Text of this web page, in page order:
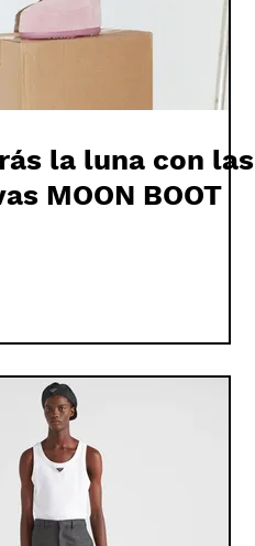
la luna con las
MOON BOOT